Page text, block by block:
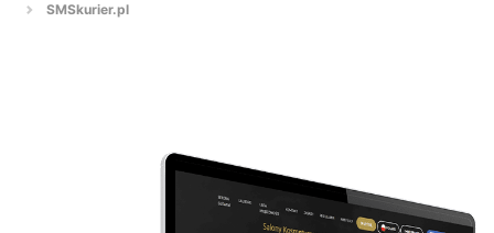
SMSkurier.pl